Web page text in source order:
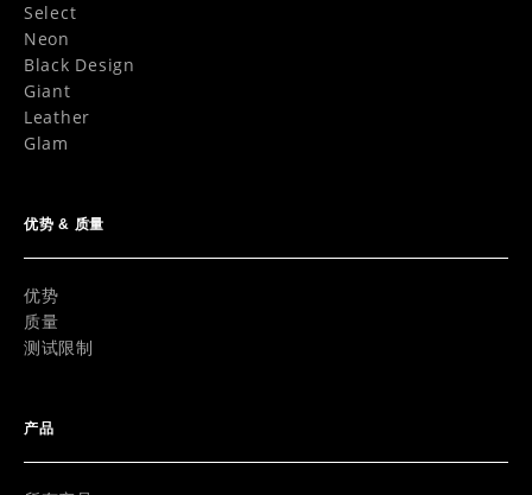
Select
Neon
Black Design
Giant
Leather
Glam
优势 & 质量
优势
质量
测试限制
产品